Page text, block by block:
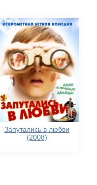
Запутались в любви
(2008)